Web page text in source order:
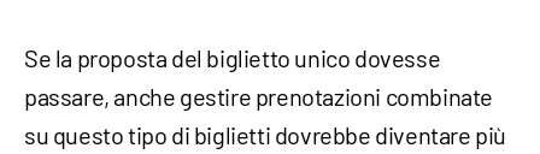
Se la proposta del biglietto unico dovesse
passare, anche gestire prenotazioni combinate
su questo tipo di biglietti dovrebbe diventare più